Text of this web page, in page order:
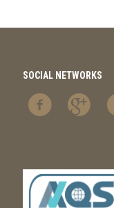
SOCIAL NETWORKS